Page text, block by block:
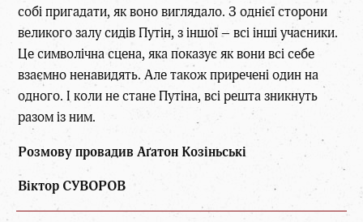
собі пригадати, як воно виглядало. З однієї сторони
великого залу сидів Путін, з іншої – всі інші учасники.
Це символічна сцена, яка показує як вони всі себе
взаємно ненавидять. Але також приречені один на
одного. І коли не стане Путіна, всі решта зникнуть
разом із ним.
Розмову провадив Аґатон Козіньські
Віктор СУВОРОВ